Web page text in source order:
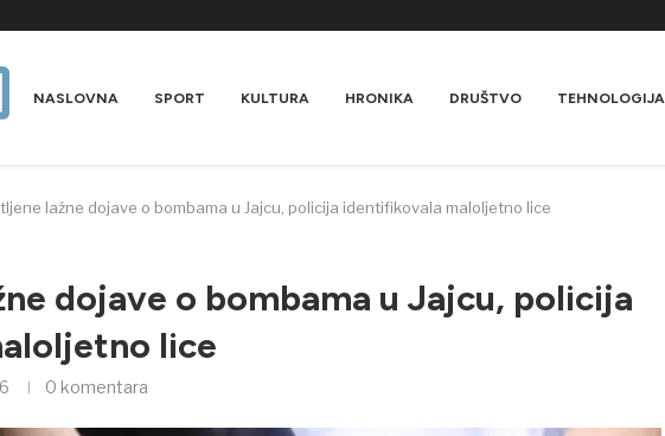
NASLOVNA SPORT KULTURA HRONIKA DRUŠTVO TEHNOLOGIJA
lažne dojave o bombama u Jajcu, policija identifikovala maloljetno lice
dojave o bombama u Jajcu, policija
lice
0 komentara